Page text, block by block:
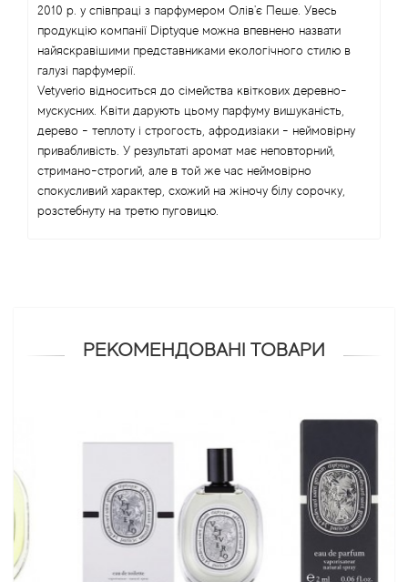
2010 р. у співпраці з парфумером Олів'є Пеше. Увесь
продукцію компанії Diptyque можна впевнено назвати
найяскравішими представниками екологічного стилю в
галузі парфумерії.
Vetyverio відноситься до сімейства квіткових деревно-
мускусних. Квіти дарують цьому парфуму вишуканість,
дерево - теплоту і строгость, афродизіаки - неймовірну
привабливість. У результаті аромат має неповторний,
стримано-строгий, але в той же час неймовірно
спокусливий характер, схожий на жіночу білу сорочку,
розстебнуту на третю пуговицю.
РЕКОМЕНДОВАНІ ТОВАРИ
Annick Goutal
Antonia's Flowers
Antonio Banderas
Antonio Puig
Antonio Visconti
Arabiyat
Armaf
Armand Basi